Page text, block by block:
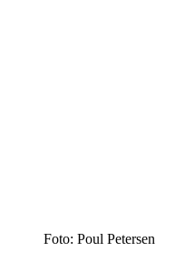
Foto: Poul Petersen